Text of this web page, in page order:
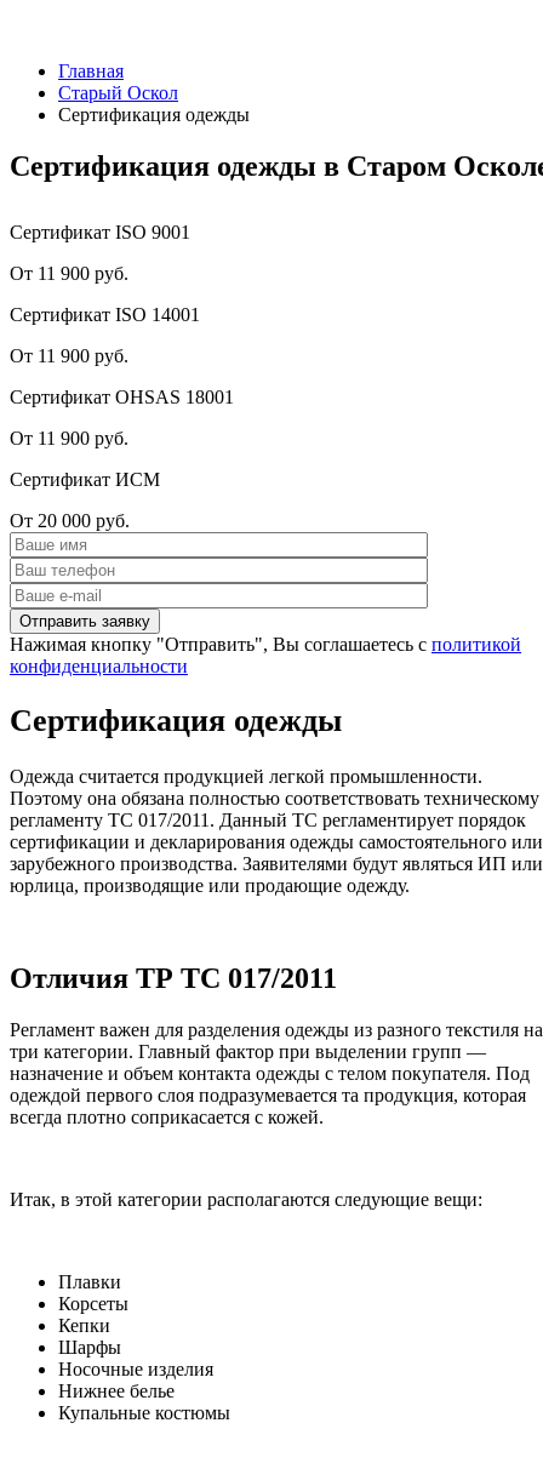
Главная
Старый Оскол
Сертификация одежды
Сертификация одежды в Старом
Сертификат ISO 9001
От 11 900 руб.
Сертификат ISO 14001
От 11 900 руб.
Сертификат OHSAS 18001
От 11 900 руб.
Сертификат ИСМ
От 20 000 руб.
Нажимая кнопку "Отправить", Вы соглашаетесь с политикой
конфиденциальности
Сертификация одежды
Одежда считается продукцией легкой промышленности.
Поэтому она обязана полностью соответствовать техническому
регламенту ТС 017/2011. Данный ТС регламентирует порядок
сертификации и декларирования одежды самостоятельного или
зарубежного производства. Заявителями будут являться ИП или
юрлица, производящие или продающие одежду.
Отличия ТР ТС 017/2011
Регламент важен для разделения одежды из разного текстиля на
три категории. Главный фактор при выделении групп —
назначение и объем контакта одежды с телом покупателя. Под
одеждой первого слоя подразумевается та продукция, которая
всегда плотно соприкасается с кожей.
Итак, в этой категории располагаются следующие вещи:
Плавки
Корсеты
Кепки
Шарфы
Носочные изделия
Нижнее белье
Купальные костюмы